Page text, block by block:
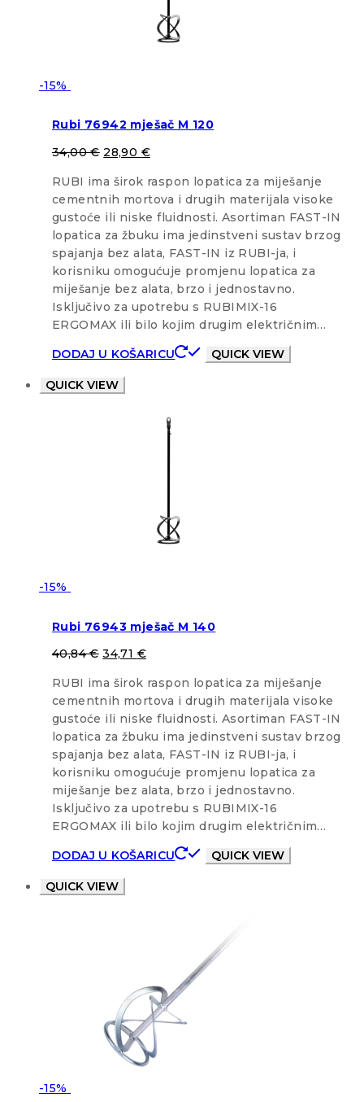
-15%
Rubi 76942 mješač M 120
34,00€ 28,90 €
RUBI ima širok raspon lopatica za miješanje
cementnih mortova i drugih materijala visoke
gustoće ili niske fluidnosti. Asortiman FAST-IN
lopatica za žbuku ima jedinstveni sustav brzog
spajanja bez alata, FAST-IN iz RUBI-ja, i
korisniku omogućuje promjenu lopatica za
miješanje bez alata, brzo i jednostavno.
Isključivo za upotrebu s RUBIMIX-16
ERGOMAX ili bilo kojim drugim električnim…
DODAJ U KOŠARICU
QUICK VIEW
QUICK VIEW
-15%
Rubi 76943 mješač M 140
40,84€ 34,71 €
RUBI ima širok raspon lopatica za miješanje
cementnih mortova i drugih materijala visoke
gustoće ili niske fluidnosti. Asortiman FAST-IN
lopatica za žbuku ima jedinstveni sustav brzog
spajanja bez alata, FAST-IN iz RUBI-ja, i
korisniku omogućuje promjenu lopatica za
miješanje bez alata, brzo i jednostavno.
Isključivo za upotrebu s RUBIMIX-16
ERGOMAX ili bilo kojim drugim električnim…
DODAJ U KOŠARICU
QUICK VIEW
QUICK VIEW
-15%